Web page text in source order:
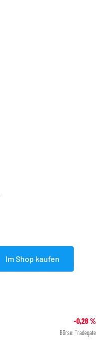
Im Shop kaufen
-0,28%
Börse: Tradegate